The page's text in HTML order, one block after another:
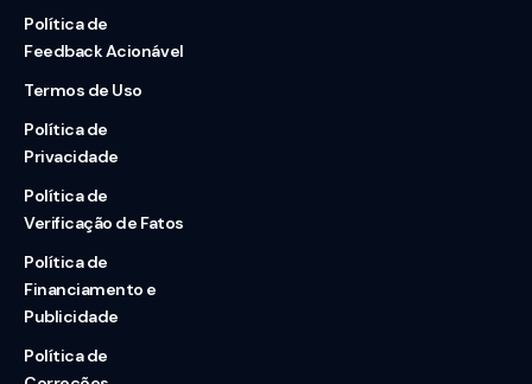
Política de
Feedback Acionável
Termos de Uso
Política de
Privacidade
Política de
Verificação de Fatos
Política de
Financiamento e
Publicidade
Política de